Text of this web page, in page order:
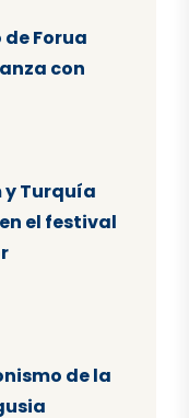
Forua
con
y Turquía
el festival
de la